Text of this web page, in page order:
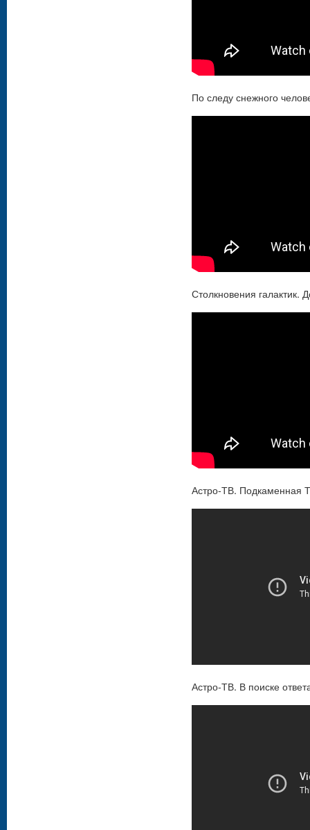
По следу снежного
Столкновения галактик.
Астро-ТВ. Подкаменная
Астро-ТВ. В поиске